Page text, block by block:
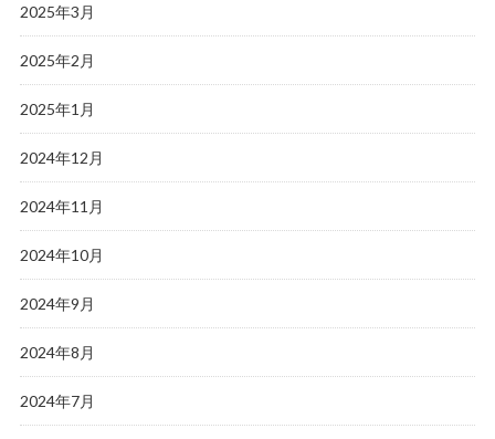
2025年3月
2025年2月
2025年1月
2024年12月
2024年11月
2024年10月
2024年9月
2024年8月
2024年7月